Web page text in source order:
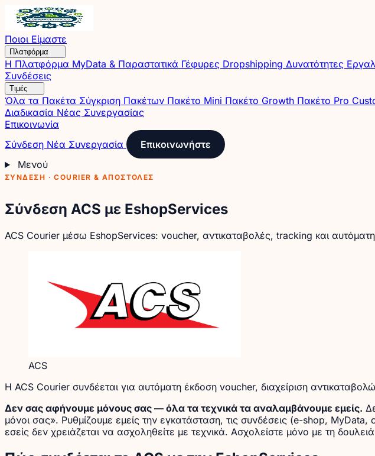
Ποιοι Είμαστε
Πλατφόρμα
Η Πλατφόρμα MyData & Παραστατικά Γέφυρες Dropshipping Δυνατότητες
Συνδέσεις
Τιμές
Όλα τα Πακέτα Σύγκριση Πακέτων Πακέτο Mini Πακέτο Growth Πακέτο Pro
Διαδικασία Νέας Συνεργασίας
Επικοινωνία
Σύνδεση Νέα Συνεργασία
Επικοινωνήστε
Μενού
ΣΎΝΔΕΣΗ · COURIER & ΑΠΟΣΤΟΛΈΣ
Σύνδεση ACS με EshopServices
ACS Courier μέσω EshopServices: voucher, αντικαταβολές, tracking και
ACS
Η ACS Courier συνδέεται για αυτόματη έκδοση voucher, διαχείριση
Δεν σας αφήνουμε μόνους σας — όλα τα τεχνικά τα αναλαμβάνουμε εμείς.
μόνοι σας». Ρυθμίζουμε εμείς την εγκατάσταση, τις συνδέσεις (e-shop,
εσείς δεν χρειάζεται να ασχοληθείτε με τεχνικά. Ασχολείστε μόνο με τη